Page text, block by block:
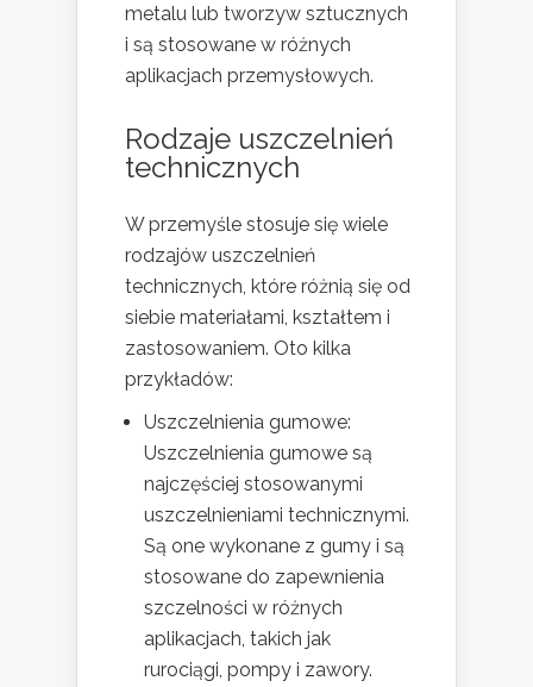
metalu lub tworzyw sztucznych
i są stosowane w różnych
aplikacjach przemysłowych.
Rodzaje uszczelnień
technicznych
W przemyśle stosuje się wiele
rodzajów uszczelnień
technicznych, które różnią się od
siebie materiałami, kształtem i
zastosowaniem. Oto kilka
przykładów:
Uszczelnienia gumowe:
Uszczelnienia gumowe są
najczęściej stosowanymi
uszczelnieniami technicznymi.
Są one wykonane z gumy i są
stosowane do zapewnienia
szczelności w różnych
aplikacjach, takich jak
rurociągi, pompy i zawory.